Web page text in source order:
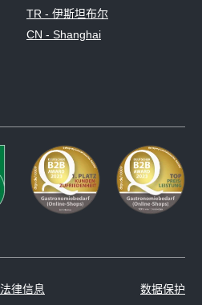
TR - 伊斯坦布尔
CN - Shanghai
法律信息 数据保护